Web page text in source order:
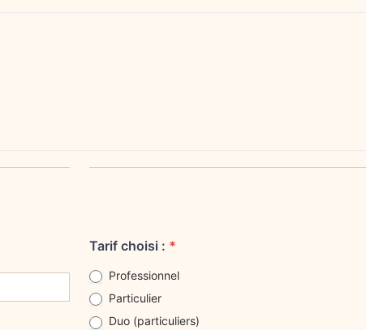
Tarif choisi : *
Professionnel
Particulier
Duo (particuliers)